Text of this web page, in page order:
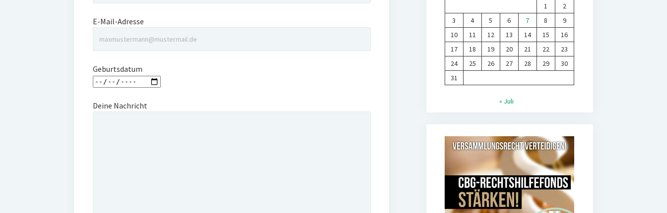
E-Mail-Adresse
Geburtsdatum
Deine Nachricht
1
2
3
4 5 6 7 8
9
10
11 12 13 14 15
16
17
18 19 20 21 22
23
24
25 26 27 28 29
30
31
« Juli